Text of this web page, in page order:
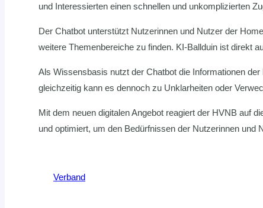
und Interessierten einen schnellen und unkomplizierten
Der Chatbot unterstützt Nutzerinnen und Nutzer der
weitere Themenbereiche zu finden. KI-Ballduin ist direkt
Als Wissensbasis nutzt der Chatbot die Informationen
gleichzeitig kann es dennoch zu Unklarheiten oder
Mit dem neuen digitalen Angebot reagiert der HVNB auf
und optimiert, um den Bedürfnissen der Nutzerinnen
Verband